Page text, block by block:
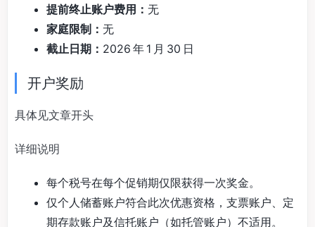
提前终止账户费用： 无
家庭限制： 无
截止日期： 2026 年 1 月 30 日
开户奖励
具体见文章开头
详细说明
每个税号在每个促销期仅限获得一次奖金。
仅个人储蓄账户符合此次优惠资格，支票账户、定
期存款账户及信托账户（如托管账户）不适用。